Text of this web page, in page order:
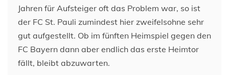
Jahren für Aufsteiger oft das Problem war, so ist
der FC St. Pauli zumindest hier zweifelsohne sehr
gut aufgestellt. Ob im fünften Heimspiel gegen den
FC Bayern dann aber endlich das erste Heimtor
fällt, bleibt abzuwarten.